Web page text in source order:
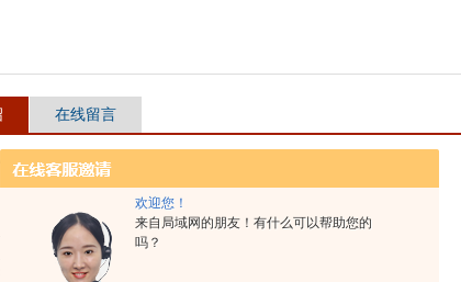
欢迎您！
来自局域网的朋友！有什么可以帮助您的
吗？
在线留言
标准温度表
准确度
±0.005%